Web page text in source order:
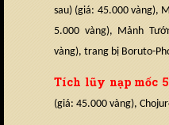
sau) (giá: 45.000 vàng),
5.000 vàng), Mảnh
vàng), trang bị Boruto-
Tích lũy nạp mốc
(giá: 45.000 vàng),